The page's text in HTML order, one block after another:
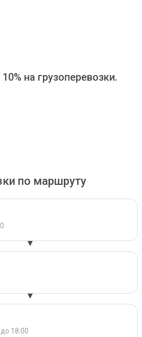
на грузоперевозки.
по маршруту
18:00